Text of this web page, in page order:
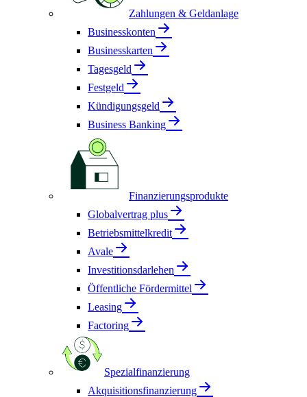
Zahlungen & Geldanlage
Businesskonten
Businesskarten
Tagesgeld
Festgeld
Kündigungsgeld
Business Banking
Finanzierungsprodukte
Globalvertrag plus
Betriebsmittelkredit
Avale
Investitionsdarlehen
Öffentliche Fördermittel
Leasing
Factoring
Spezialfinanzierung
Akquisitionsfinanzierung